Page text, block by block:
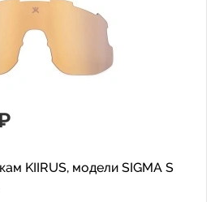
KIIRUS, модели SIGMA S